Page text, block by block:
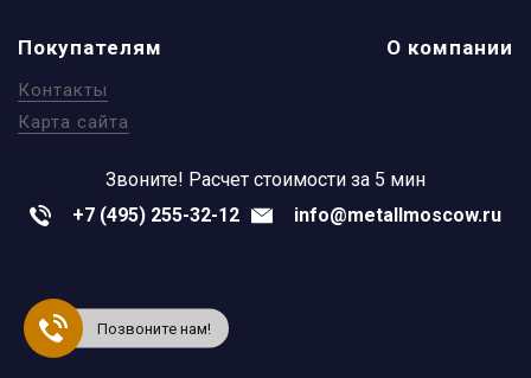
Покупателям
Контакты
Карта сайта
О компании
Звоните! Расчет стоимости за 5 мин
+7 (495) 255-32-12
info@metallmoscow.ru
Позвоните нам!